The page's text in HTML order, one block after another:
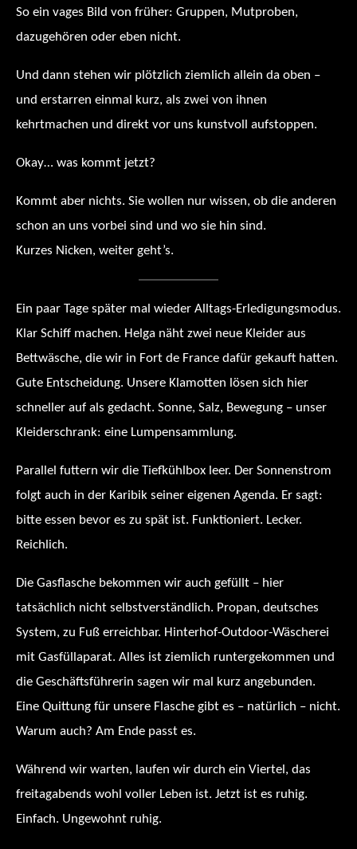
So ein vages Bild von früher: Gruppen, Mutproben,
dazugehören oder eben nicht.
Und dann stehen wir plötzlich ziemlich allein da oben –
und erstarren einmal kurz, als zwei von ihnen
kehrtmachen und direkt vor uns kunstvoll aufstoppen.
Okay… was kommt jetzt?
Kommt aber nichts. Sie wollen nur wissen, ob die anderen
schon an uns vorbei sind und wo sie hin sind.
Kurzes Nicken, weiter geht’s.
Ein paar Tage später mal wieder Alltags-Erledigungsmodus.
Klar Schiff machen. Helga näht zwei neue Kleider aus
Bettwäsche, die wir in Fort de France dafür gekauft hatten.
Gute Entscheidung. Unsere Klamotten lösen sich hier
schneller auf als gedacht. Sonne, Salz, Bewegung – unser
Kleiderschrank: eine Lumpensammlung.
Parallel futtern wir die Tiefkühlbox leer. Der Sonnenstrom
folgt auch in der Karibik seiner eigenen Agenda. Er sagt:
bitte essen bevor es zu spät ist. Funktioniert. Lecker.
Reichlich.
Die Gasflasche bekommen wir auch gefüllt – hier
tatsächlich nicht selbstverständlich. Propan, deutsches
System, zu Fuß erreichbar. Hinterhof-Outdoor-Wäscherei
mit Gasfüllaparat. Alles ist ziemlich runtergekommen und
die Geschäftsführerin sagen wir mal kurz angebunden.
Eine Quittung für unsere Flasche gibt es – natürlich – nicht.
Warum auch? Am Ende passt es.
Während wir warten, laufen wir durch ein Viertel, das
freitagabends wohl voller Leben ist. Jetzt ist es ruhig.
Einfach. Ungewohnt ruhig.